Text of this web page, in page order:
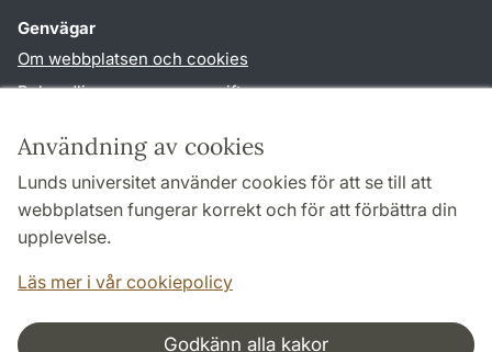
Användning av cookies
Lunds universitet använder cookies för att se till att
webbplatsen fungerar korrekt och för att förbättra din
upplevelse.
Läs mer i vår cookiepolicy
Godkänn alla kakor
Genvägar
Om webbplatsen och cookies
Behandling av personuppgifter
TYPO3-login
Följ oss i sociala medier